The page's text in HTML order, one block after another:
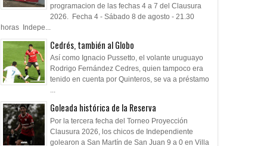
programacion de las fechas 4 a 7 del Clausura
2026. Fecha 4 - Sábado 8 de agosto - 21.30
horas Indepe...
Cedrés, también al Globo
Así como Ignacio Pussetto, el volante uruguayo
Rodrigo Fernández Cedres, quien tampoco era
tenido en cuenta por Quinteros, se va a préstamo
...
Goleada histórica de la Reserva
Por la tercera fecha del Torneo Proyección
Clausura 2026, los chicos de Independiente
golearon a San Martín de San Juan 9 a 0 en Villa